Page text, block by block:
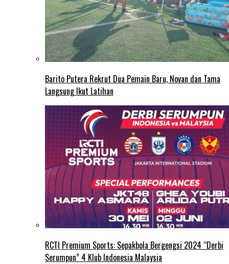
Barito Putera Rekrut Dua Pemain Baru, Novan dan Tama
Langsung Ikut Latihan
RCTI Premium Sports: Sepakbola Bergengsi 2024 “Derbi
Serumpun” 4 Klub Indonesia Malaysia